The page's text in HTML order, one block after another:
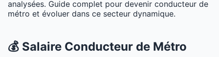
analysées. Guide complet pour devenir conducteur de
métro et évoluer dans ce secteur dynamique.
💰 Salaire Conducteur de Métro